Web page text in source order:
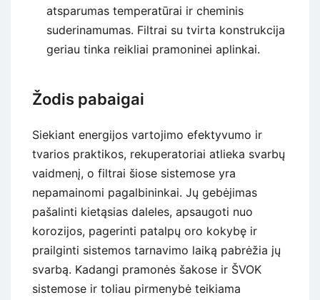
atsparumas temperatūrai ir cheminis
suderinamumas. Filtrai su tvirta konstrukcija
geriau tinka reikliai pramoninei aplinkai.
Žodis pabaigai
Siekiant energijos vartojimo efektyvumo ir
tvarios praktikos, rekuperatoriai atlieka svarbų
vaidmenį, o filtrai šiose sistemose yra
nepamainomi pagalbininkai. Jų gebėjimas
pašalinti kietąsias daleles, apsaugoti nuo
korozijos, pagerinti patalpų oro kokybę ir
prailginti sistemos tarnavimo laiką pabrėžia jų
svarbą. Kadangi pramonės šakose ir ŠVOK
sistemose ir toliau pirmenybė teikiama